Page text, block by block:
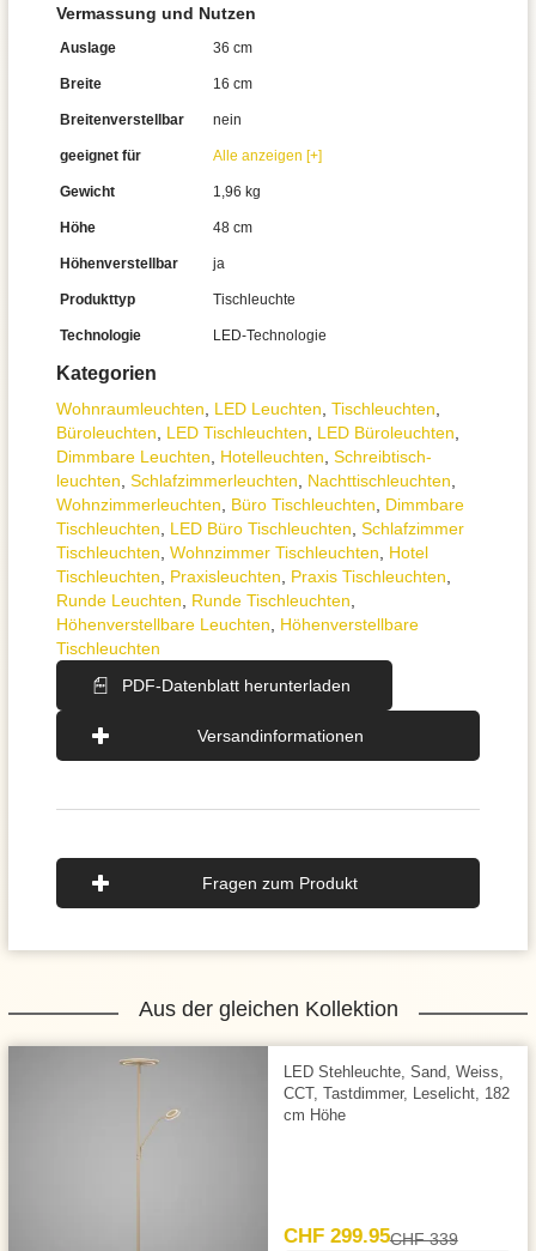
Kategorien
Wohnraum­leuchten LED Leuchten Tisch­leuchten
Büroleuchten
LED Tischleuchten LED Büroleuchten
Dimmbare Leuchten
Hotelleuchten Schreibtisch­
leuchten Schlafzimmer­leuchten Nachttisch­leuchten
Wohnzimmer­leuchten
Büro Tischleuchten
Dimmbare
Tischleuchten
LED Büro Tischleuchten Schlafzimmer
Tischleuchten Wohnzimmer Tischleuchten
Hotel
Tischleuchten
Praxisleuchten Praxis Tischleuchten
Runde Leuchten
Runde Tischleuchten
Höhenverstellbare Leuchten
Höhenverstellbare
Tischleuchten
PDF-Datenblatt herunterladen
Versandinformationen
Vermassung und Nutzen
Auslage 36 cm
Breite 16 cm
Breitenverstellbar nein
geeignet für Alle anzeigen [+]
Gewicht 1,96 kg
Höhe 48 cm
Höhenverstellbar ja
Produkttyp Tischleuchte
Technologie LED-Technologie
Fragen zum Produkt
Aus der gleichen Kollektion
LED Stehleuchte, Sand, Weiss,
CCT, Tastdimmer, Leselicht, 182
cm Höhe
CHF 299.95CHF 339